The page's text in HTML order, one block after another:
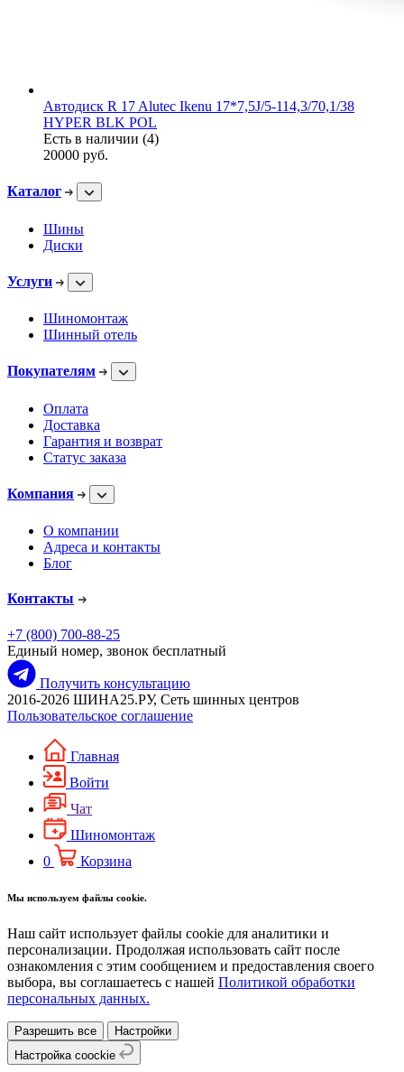
Автодиск R 17 Alutec Ikenu 17*7,5J/5-114,3/70,1/38
HYPER BLK POL
Есть в наличии (4)
20000 руб.
Каталог
Шины
Диски
Услуги
Шиномонтаж
Шинный отель
Покупателям
Оплата
Доставка
Гарантия и возврат
Статус заказа
Компания
О компании
Адреса и контакты
Блог
Контакты
+7 (800) 700-88-25
Единый номер, звонок бесплатный
Получить консультацию
2016-2026 ШИНА25.РУ, Сеть шинных центров
Пользовательское соглашение
Главная
Войти
Чат
Шиномонтаж
0
Корзина
Мы используем файлы cookie.
Наш сайт использует файлы cookie для аналитики и
персонализации. Продолжая использовать сайт после
ознакомления с этим сообщением и предоставления своего
выбора, вы соглашаетесь с нашей Политикой обработки
персональных данных.
Разрешить все
Настройки
Настройка coockie